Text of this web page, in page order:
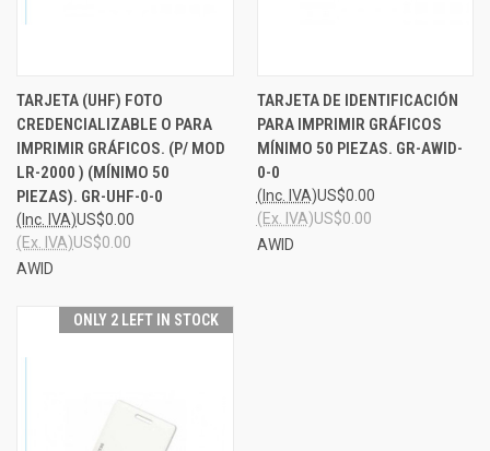
TARJETA (UHF) FOTO
CREDENCIALIZABLE O PARA
IMPRIMIR GRÁFICOS. (P/ MOD
LR-2000 ) (MÍNIMO 50
PIEZAS). GR-UHF-0-0
US$0.00
(Inc. IVA)
US$0.00
(Ex. IVA)
AWID
TARJETA DE IDENTIFICACIÓN
PARA IMPRIMIR GRÁFICOS
MÍNIMO 50 PIEZAS. GR-AWID-
0-0
US$0.00
(Inc. IVA)
US$0.00
(Ex. IVA)
AWID
ONLY 2 LEFT IN STOCK